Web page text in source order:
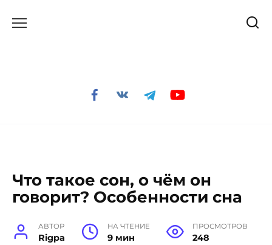
Что такое сон, о чём он
говорит? Особенности сна
АВТОР
Rigpa
НА ЧТЕНИЕ
9 мин
ПРОСМОТРОВ
248